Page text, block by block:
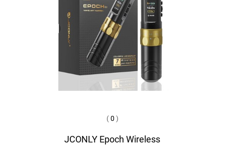
(0 )
JCONLY Epoch Wireless